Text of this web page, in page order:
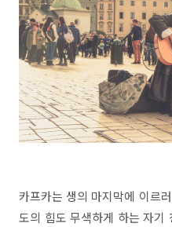
카프카는 생의 마지막에 이르
도의 힘도 무색하게 하는 자기